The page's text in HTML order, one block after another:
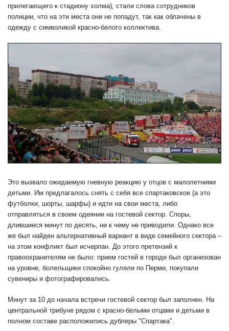
прилегающего к стадиону холма), стали слова сотрудников
полиции, что на эти места они не попадут, так как облачены в
одежду с символикой красно-белого коллектива.
Это вызвало ожидаемую гневную реакцию у отцов с малолетними
детьми. Им предлагалось снять с себя все спартаковское (а это
футболки, шорты, шарфы) и идти на свои места, либо
отправляться в своем одеянии на гостевой сектор. Споры,
длившиеся минут по десять, ни к чему не приводили. Однако все
же был найден альтернативный вариант в виде семейного сектора –
на этом конфликт был исчерпан. До этого претензий к
правоохранителям не было: прием гостей в городе был организован
на уровне, болельщики спокойно гуляли по Перми, покупали
сувениры и фотографировались.
Минут за 10 до начала встречи гостевой сектор был заполнен. На
центральной трибуне рядом с красно-белыми отцами и детьми в
полном составе расположились дублеры "Спартака".